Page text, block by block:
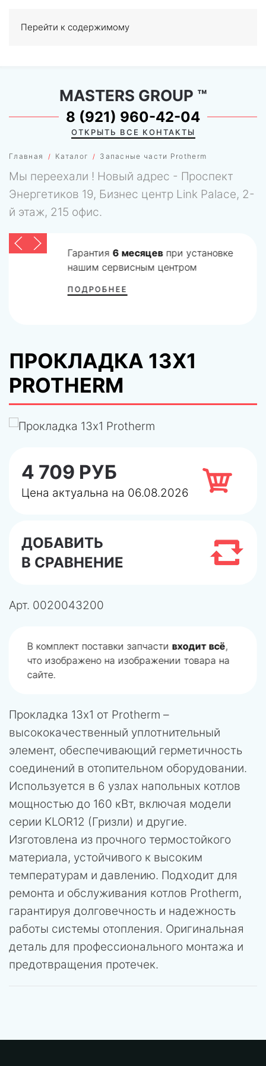
Перейти к содержимому
0
Главная Каталог Запасные части Protherm
MASTERS GROUP ™
8 (921) 960-42-04
ОТКРЫТЬ ВСЕ КОНТАКТЫ
Мы переехали ! Новый адрес - Проспект
Энергетиков 19, Бизнес центр Link Palace, 2-
й этаж, 215 офис.
Гарантия 6 месяцевпри установке
нашим сервисным центром
ПОДРОБНЕЕ
ПРОКЛАДКА 13X1
PROTHERM
4 709 РУБ
Цена актуальна на 06.08.2026
ДОБАВИТЬ
В СРАВНЕНИЕ
Арт. 0020043200
В комплект поставки запчасти входит всё,
что изображено на изображении товара на
сайте.
Прокладка 13x1 от Protherm –
высококачественный уплотнительный
элемент, обеспечивающий герметичность
соединений в отопительном оборудовании.
Используется в 6 узлах напольных котлов
мощностью до 160 кВт, включая модели
серии KLOR12 (Гризли) и другие.
Изготовлена из прочного термостойкого
материала, устойчивого к высоким
температурам и давлению. Подходит для
ремонта и обслуживания котлов Protherm,
гарантируя долговечность и надежность
работы системы отопления. Оригинальная
деталь для профессионального монтажа и
предотвращения протечек.